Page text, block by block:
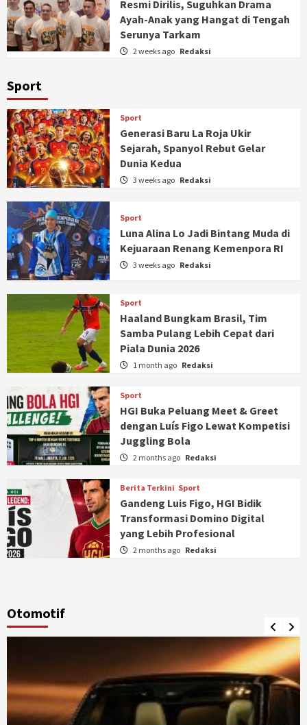
Resmi Dirilis, Suguhkan Drama
Ayah-Anak yang Hangat di Tengah
Serunya Tarkam
2 weeks ago Redaksi
Sport
Sport
Generasi Baru La Roja Ukir
Sejarah, Spanyol Rebut Gelar
Dunia Kedua
3 weeks ago Redaksi
Sport
Luna Alina Lo Jadi Bintang Muda di
Kejuaraan Renang Kemenpora RI
3 weeks ago Redaksi
Sport
Haaland Bungkam Brasil, Tim
Samba Pulang Lebih Cepat dari
Piala Dunia 2026
1 month ago Redaksi
Sport
HGI Buka Peluang Meet & Greet
dengan Luís Figo Lewat Kompetisi
Juggling Bola
2 months ago Redaksi
Berita Terkini Sport
Gandeng Luis Figo, HGI Bidik
Transformasi Domino Digital
yang Lebih Profesional
2 months ago Redaksi
Otomotif